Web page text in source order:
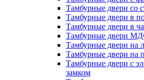
Тамбурные двери со
Тамбурные двери в
Тамбурные двери в
Тамбурные двери
Тамбурные двери на
Тамбурные двери на
Тамбурные двери с
замком